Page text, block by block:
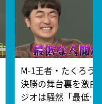
M-1王者・たくろう
決勝の舞台裏を激
ジオは騒然「最低…